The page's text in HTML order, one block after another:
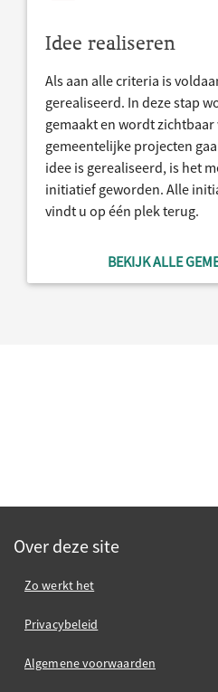
Idee realiseren
Als aan alle criteria is
gerealiseerd. In deze stap
gemaakt en wordt
gemeentelijke projecten
idee is gerealiseerd, is het
initiatief geworden. Alle
vindt u op één plek terug.
BEKIJK ALLE
Over deze site
Zo werkt het
Privacybeleid
Algemene voorwaarden